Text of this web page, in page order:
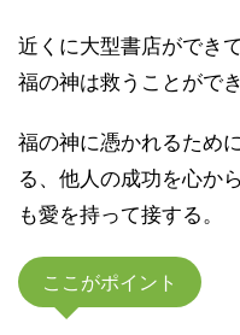
近くに大型書店ができ
福の神は救うことがで
福の神に憑かれるため
る、他人の成功を心か
も愛を持って接する。
ここがポイント